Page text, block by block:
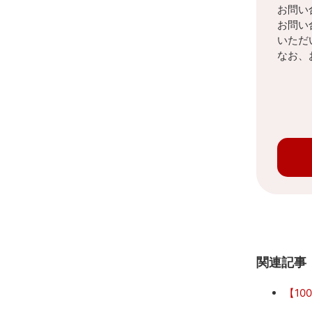
お問い
お問い
いただ
なお、
関連記事
【